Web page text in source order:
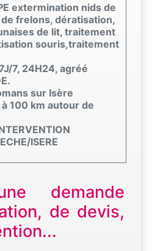
extermination nids de
frelons, dératisation,
de lit, traitement
souris,traitement
7, 24H24, agréé
sur Isère
100 km autour de
ISERE
demande
de devis,